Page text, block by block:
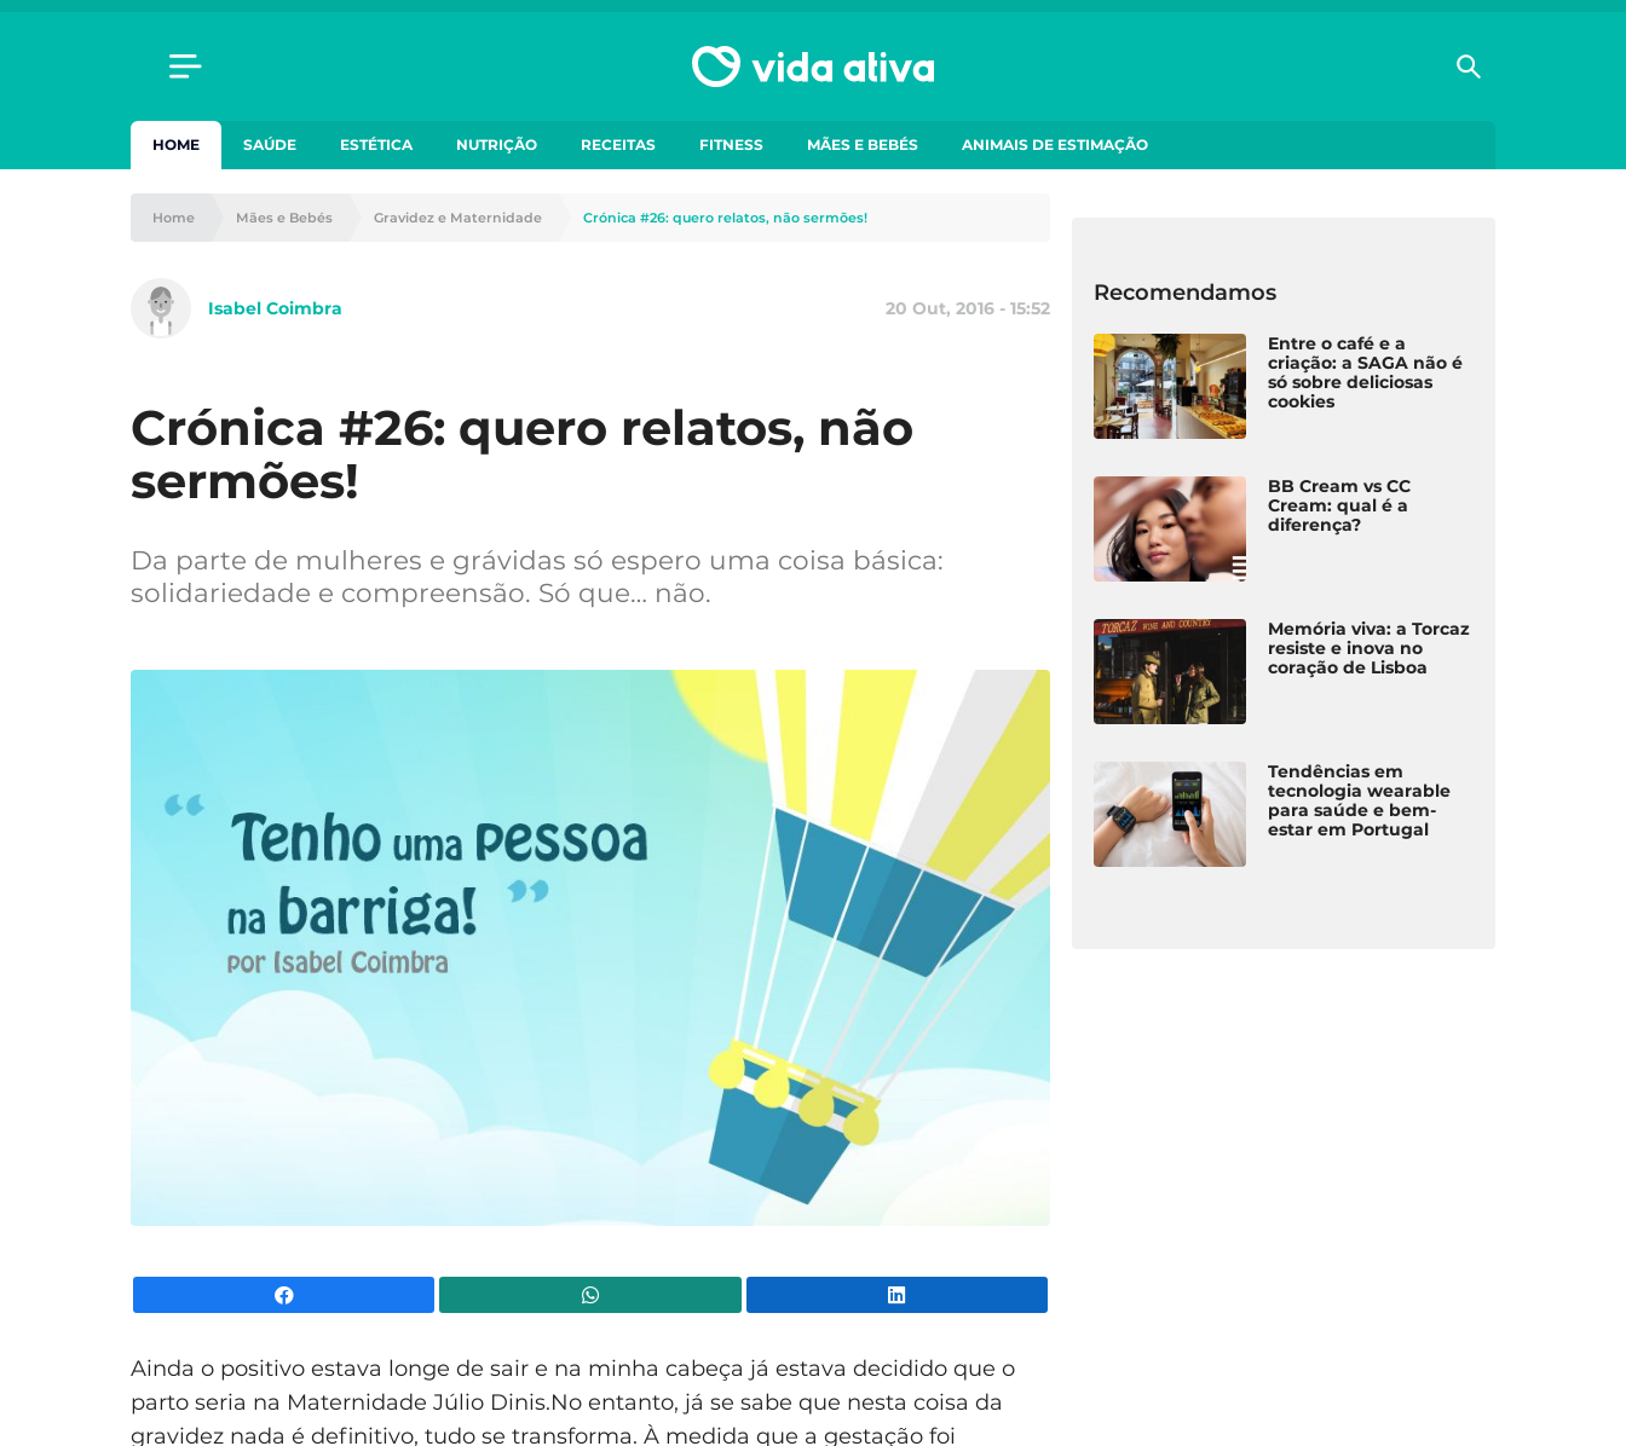
HOME SAÚDE ESTÉTICA NUTRIÇÃO RECEITAS FITNESS MÃES E BEBÉS ANIMAIS DE ESTIMAÇÃO
Home Mães e Bebés Gravidez e Maternidade Crónica #26: quero relatos, não sermões!
Isabel Coimbra 20 Out, 2016 - 15:52
Crónica #26: quero relatos, não
sermões!
Da parte de mulheres e grávidas só espero uma coisa básica:
solidariedade e compreensão. Só que… não.
Ainda o positivo estava longe de sair e na minha cabeça já estava decidido que o
parto seria na Maternidade Júlio Dinis.No entanto, já se sabe que nesta coisa da
gravidez nada é definitivo, tudo se transforma. À medida que a gestação foi
Recomendamos
Entre o café e a
criação: a SAGA não é
só sobre deliciosas
cookies
BB Cream vs CC
Cream: qual é a
diferença?
Memória viva: a Torcaz
resiste e inova no
coração de Lisboa
Tendências em
tecnologia wearable
para saúde e bem-
estar em Portugal